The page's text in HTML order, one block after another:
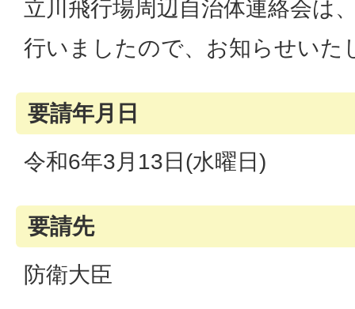
立川飛行場周辺自治体連絡会は
行いましたので、お知らせいた
要請年月日
令和6年3月13日(水曜日)
要請先
防衛大臣